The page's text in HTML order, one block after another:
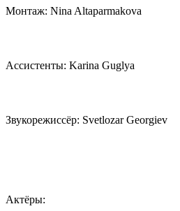
Монтаж: Nina Altaparmakova
Ассистенты: Karina Guglya
Звукорежиссёр: Svetlozar Georgiev
Актёры: